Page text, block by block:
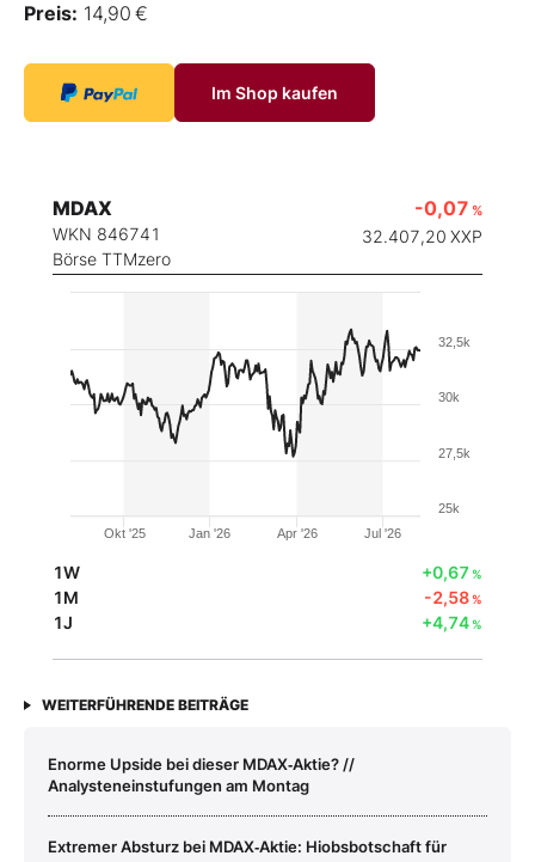
Preis: 14,90 €
Im Shop kaufen
MDAX
WKN 846741
Börse TTMzero
-0,07 %
32.407,20 XXP
Okt '25 Jan '26 Apr '26 Jul '26
25k
27,5k
30k
32,5k
1W +0,67 %
1M -2,58%
1J +4,74%
WEITERFÜHRENDE BEITRÄGE
Enorme Upside bei dieser MDAX‑Aktie? //
Analysteneinstufungen am Montag
Extremer Absturz bei MDAX‑Aktie: Hiobsbotschaft für